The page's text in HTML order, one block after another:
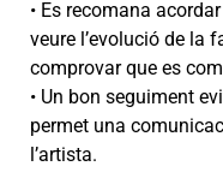
• Es recomana
veure l’evolució de la
comprovar que es
• Un bon seguiment
permet una
l’artista.